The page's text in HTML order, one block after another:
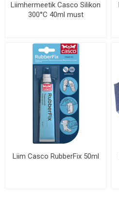
Liimhermeetik Casco Silikon
300°C 40ml must
Liim Casco RubberFix 50ml